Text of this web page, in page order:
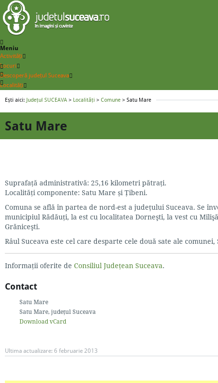
Meniu
Activități
Locuri
Descoperă județul Suceava
Localități
Ești aici: Județul SUCEAVA > Localități > Comune > Satu Mare
Satu Mare
Suprafaţă administrativă: 25,16 kilometri pătrați.
Localităţi componente: Satu Mare și Ţibeni.
Comuna se află în partea de nord-est a judeţului Suceava. Se
municipiul Rădăuţi, la est cu localitatea Dorneşti, la vest cu
Grăniceşti.
Râul Suceava este cel care desparte cele două sate ale
Informații oferite de Consiliul Județean Suceava.
Contact
Satu Mare
Satu Mare, județul Suceava
Download vCard
Ultima actualizare: 6 februarie 2013